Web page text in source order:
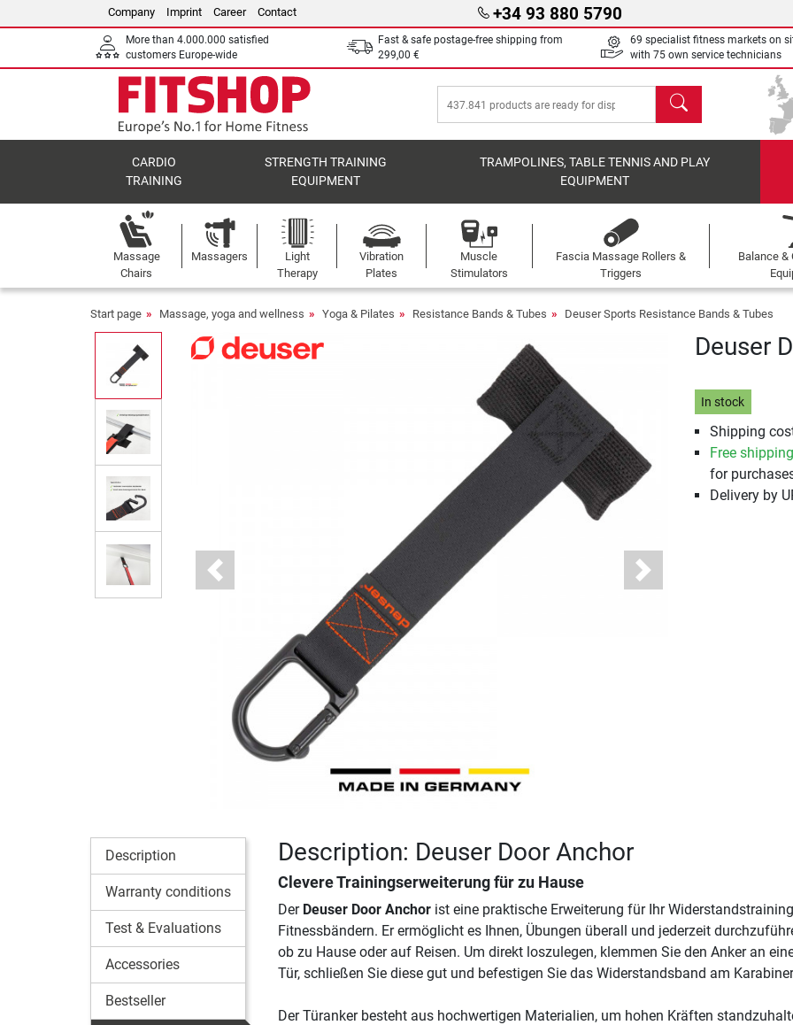
Company Imprint Career Contact +34 93 880 5790
More than 4.000.000 satisfied
customers Europe-wide
Fast & safe postage-free shipping from
299,00 €
69 specialist fitness markets on
with 75 own service technicians
search
CARDIO
TRAINING
STRENGTH TRAINING
EQUIPMENT
TRAMPOLINES, TABLE TENNIS AND PLAY
EQUIPMENT
Massage
Chairs
Massagers
Light
Therapy
Vibration
Plates
Muscle
Stimulators
Fascia Massage Rollers &
Triggers
Balance &
Start page Massage, yoga and wellness Yoga & Pilates Resistance Bands & Tubes Deuser Sports Resistance Bands & Tubes
Previous Next
Deuser
In stock
Shipping
Free
for
Delivery by
Description
Warranty conditions
Test & Evaluations
Accessories
Bestseller
Description: Deuser Door Anchor
Clevere Trainingserweiterung für zu Hause
Der Deuser Door Anchorist eine praktische Erweiterung für Ihr
Fitnessbändern. Er ermöglicht es Ihnen, Übungen überall und jederzeit
ob zu Hause oder auf Reisen. Um direkt loszulegen, klemmen Sie den Anker an
Tür, schließen Sie diese gut und befestigen Sie das Widerstandsband am
Der Türanker besteht aus hochwertigen Materialien, um hohen Kräften